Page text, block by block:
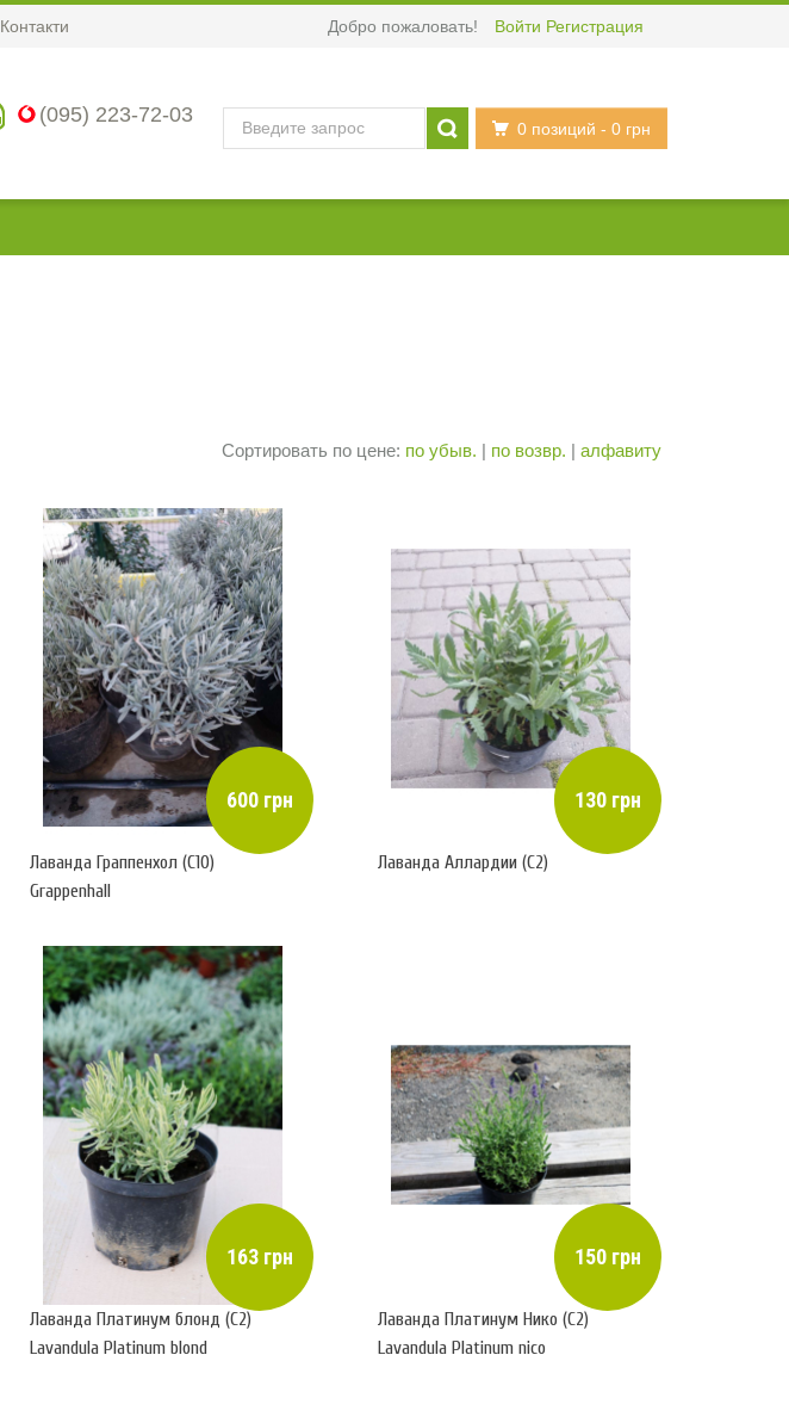
Контакти Добро пожаловать! Войти Регистрация
0 позиций - 0 грн
(095) 223-72-03
Сортировать по цене: по убыв. | по возвр. | алфавиту
600 грн
Лаванда Граппенхол (С10)
Grappenhall
130 грн
Лаванда Аллардии (С2)
163 грн
Лаванда Платинум блонд (С2)
Lavandula Platinum blond
150 грн
Лаванда Платинум Нико (С2)
Lavandula Platinum nico